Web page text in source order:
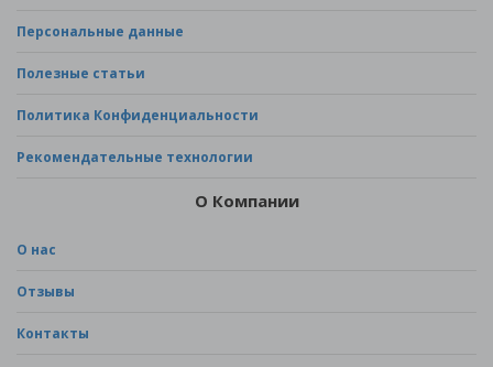
Персональные данные
Полезные статьи
Политика Конфиденциальности
Рекомендательные технологии
О Компании
О нас
Отзывы
Контакты